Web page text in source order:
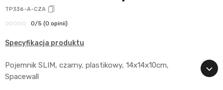
TP336-A-CZA
0/5 (0 opinii)
Specyfikacja produktu
Pojemnik SLIM, czarny, plastikowy, 14x14x10cm,
Spacewall